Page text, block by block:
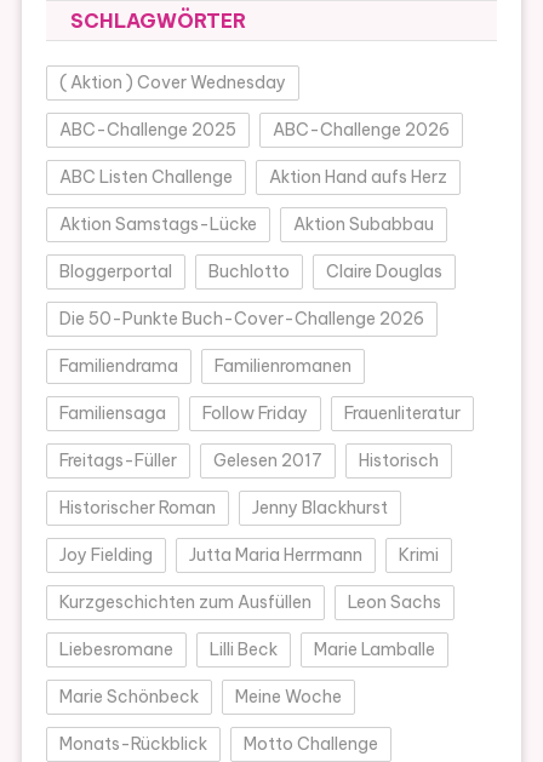
SCHLAGWÖRTER
( Aktion ) Cover Wednesday
ABC-Challenge 2025 ABC-Challenge 2026
ABC Listen Challenge Aktion Hand aufs Herz
Aktion Samstags-Lücke Aktion Subabbau
Bloggerportal Buchlotto Claire Douglas
Die 50-Punkte Buch-Cover-Challenge 2026
Familiendrama Familienromanen
Familiensaga Follow Friday Frauenliteratur
Freitags-Füller Gelesen 2017 Historisch
Historischer Roman Jenny Blackhurst
Joy Fielding Jutta Maria Herrmann Krimi
Kurzgeschichten zum Ausfüllen Leon Sachs
Liebesromane Lilli Beck Marie Lamballe
Marie Schönbeck Meine Woche
Monats-Rückblick Motto Challenge